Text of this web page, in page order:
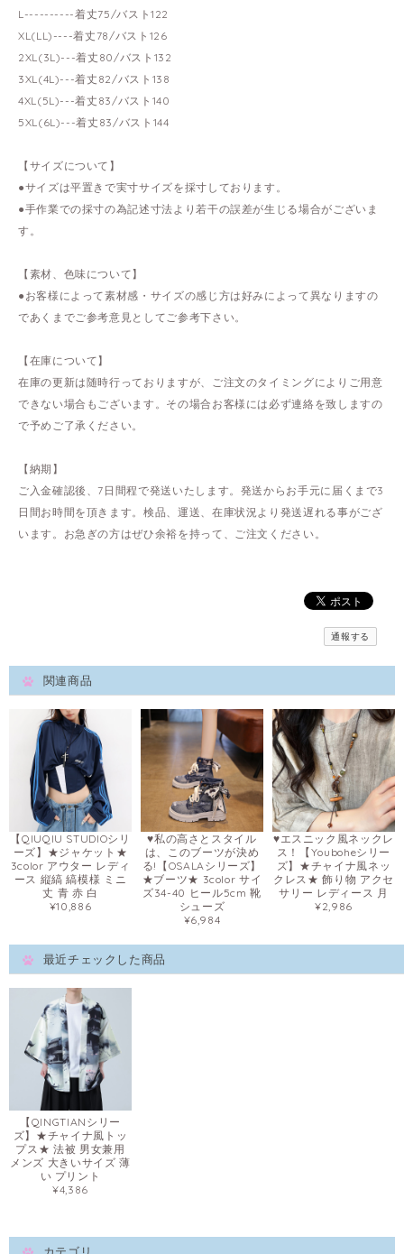
L----------着丈75/バスト122
XL(LL)----着丈78/バスト126
2XL(3L)---着丈80/バスト132
3XL(4L)---着丈82/バスト138
4XL(5L)---着丈83/バスト140
5XL(6L)---着丈83/バスト144
【サイズについて】
●サイズは平置きで実寸サイズを採寸しております。
●手作業での採寸の為記述寸法より若干の誤差が生じる場合がございま
す。
【素材、色味について】
●お客様によって素材感・サイズの感じ方は好みによって異なりますの
であくまでご参考意見としてご参考下さい。
【在庫について】
在庫の更新は随時行っておりますが、ご注文のタイミングによりご用意
できない場合もございます。その場合お客様には必ず連絡を致しますの
で予めご了承ください。
【納期】
ご入金確認後、7日間程で発送いたします。発送からお手元に届くまで3
日間お時間を頂きます。検品、運送、在庫状況より発送遅れる事がござ
います。お急ぎの方はぜひ余裕を持って、ご注文ください。
通報する
関連商品
【QIUQIU STUDIOシリ
ーズ】★ジャケット★
3color アウター レディ
ース 縦縞 縞模様 ミニ
丈 青 赤 白
¥10,886
♥私の高さとスタイル
は、このブーツが決め
る!【OSALAシリーズ】
★ブーツ★ 3color サイ
ズ34-40 ヒール5cm 靴
シューズ
¥6,984
♥エスニック風ネックレ
ス！【Youboheシリー
ズ】★チャイナ風ネッ
クレス★ 飾り物 アクセ
サリー レディース 月
¥2,986
最近チェックした商品
【QINGTIANシリー
ズ】★チャイナ風トッ
プス★ 法被 男女兼用
メンズ 大きいサイズ 薄
い プリント
¥4,386